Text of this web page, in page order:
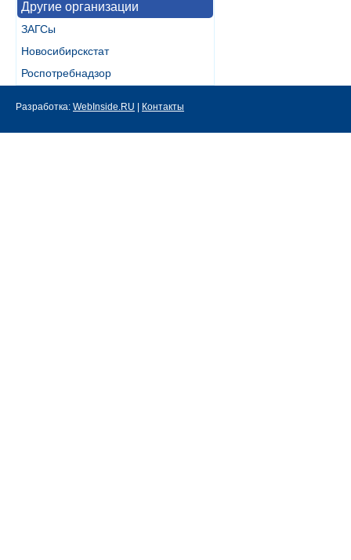
Другие организации
ЗАГСы
Новосибирскстат
Роспотребнадзор
Разработка: WebInside.RU Контакты